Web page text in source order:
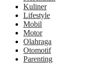
Kuliner
Lifestyle
Mobil
Motor
Olahraga
Otomotif
Parenting